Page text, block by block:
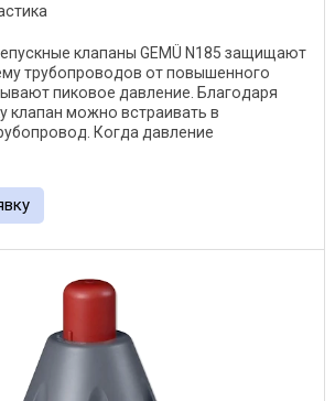
клапаны GEMÜ N185 защищают
трубопроводов от повышенного
пиковое давление. Благодаря
клапан можно встраивать в
Когда давление